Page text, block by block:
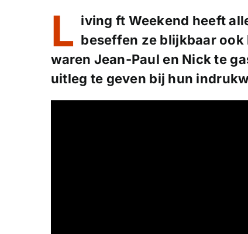
L iving ft Weekend heeft
beseffen ze blijkbaar
waren Jean-Paul en Nick te
uitleg te geven bij hun